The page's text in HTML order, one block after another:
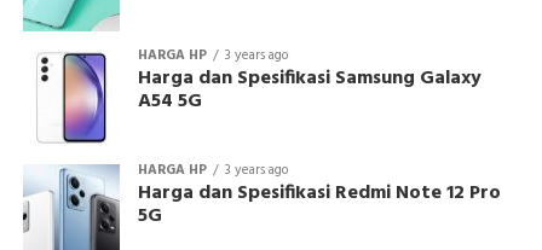
HARGA HP 3 years ago
Harga dan Spesifikasi Samsung Galaxy
A54 5G
HARGA HP 3 years ago
Harga dan Spesifikasi Redmi Note 12 Pro
5G